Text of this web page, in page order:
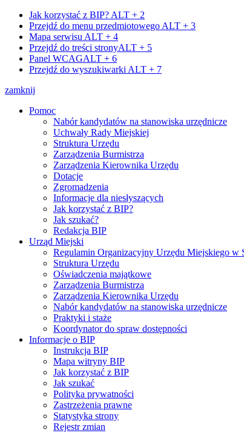
Jak korzystać z BIP? ALT + 2
Przejdź do menu przedmiotowego ALT + 3
Mapa serwisu ALT + 4
Przejdź do treści stronyALT + 5
Panel WCAGALT + 6
Przejdź do wyszukiwarki ALT + 7
zamknij
Pomoc
Nabór kandydatów na stanowiska urzędnicze
Uchwały Rady Miejskiej
Struktura Urzędu
Zarządzenia Burmistrza
Zarządzenia Kierownika Urzędu
Dotacje
Zgromadzenia
Informacje dla niesłyszących
Jak korzystać z BIP?
Jak szukać?
Redakcja BIP
Urząd Miejski
Regulamin Organizacyjny Urzędu Miejskiego w
Struktura Urzędu
Oświadczenia majątkowe
Zarządzenia Burmistrza
Zarządzenia Kierownika Urzędu
Nabór kandydatów na stanowiska urzędnicze
Praktyki i staże
Koordynator do spraw dostępności
Informacje o BIP
Instrukcja BIP
Mapa witryny BIP
Jak korzystać z BIP
Jak szukać
Polityka prywatności
Zastrzeżenia prawne
Statystyka strony
Rejestr zmian